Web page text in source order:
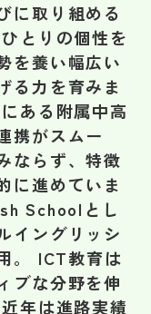
に取り組める
とりの個性を
を養い幅広い
る力を育みま
ある附属中高
携がスムー
ならず、特徴
に進めていま
Schoolとし
イングリッシ
。 ICT教育は
ブな分野を伸
年は進路実績